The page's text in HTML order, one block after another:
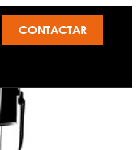
CONTACTAR